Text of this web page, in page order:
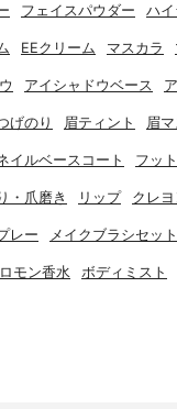
フェイスパウダー ハイ
EEクリーム マスカラ
アイシャドウベース
げのり 眉ティント 眉
イルベースコート フッ
・爪磨き リップ クレ
レー メイクブラシセット
モン香水 ボディミスト